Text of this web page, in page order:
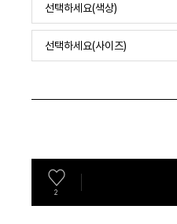
선택하세요(색상)
선택하세요(사이즈)
2